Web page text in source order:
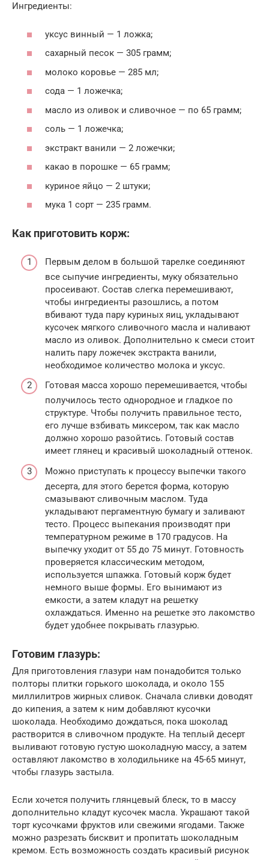
Ингредиенты:
уксус винный — 1 ложка;
сахарный песок — 305 грамм;
молоко коровье — 285 мл;
сода — 1 ложечка;
масло из оливок и сливочное — по 65 грамм;
соль — 1 ложечка;
экстракт ванили — 2 ложечки;
какао в порошке — 65 грамм;
куриное яйцо — 2 штуки;
мука 1 сорт — 235 грамм.
Как приготовить корж:
Первым делом в большой тарелке соединяют
все сыпучие ингредиенты, муку обязательно
просеивают. Состав слегка перемешивают,
чтобы ингредиенты разошлись, а потом
вбивают туда пару куриных яиц, укладывают
кусочек мягкого сливочного масла и наливают
масло из оливок. Дополнительно к смеси стоит
налить пару ложечек экстракта ванили,
необходимое количество молока и уксус.
Готовая масса хорошо перемешивается, чтобы
получилось тесто однородное и гладкое по
структуре. Чтобы получить правильное тесто,
его лучше взбивать миксером, так как масло
должно хорошо разойтись. Готовый состав
имеет глянец и красивый шоколадный оттенок.
Можно приступать к процессу выпечки такого
десерта, для этого берется форма, которую
смазывают сливочным маслом. Туда
укладывают пергаментную бумагу и заливают
тесто. Процесс выпекания производят при
температурном режиме в 170 градусов. На
выпечку уходит от 55 до 75 минут. Готовность
проверяется классическим методом,
используется шпажка. Готовый корж будет
немного выше формы. Его вынимают из
емкости, а затем кладут на решетку
охлаждаться. Именно на решетке это лакомство
будет удобнее покрывать глазурью.
Готовим глазурь:
Для приготовления глазури нам понадобится только
полторы плитки горького шоколада, и около 155
миллилитров жирных сливок. Сначала сливки доводят
до кипения, а затем к ним добавляют кусочки
шоколада. Необходимо дождаться, пока шоколад
растворится в сливочном продукте. На теплый десерт
выливают готовую густую шоколадную массу, а затем
оставляют лакомство в холодильнике на 45-65 минут,
чтобы глазурь застыла.
Если хочется получить глянцевый блеск, то в массу
дополнительно кладут кусочек масла. Украшают такой
торт кусочками фруктов или свежими ягодами. Также
можно разрезать бисквит и пропитать шоколадным
кремом. Есть возможность создать красивый рисунок